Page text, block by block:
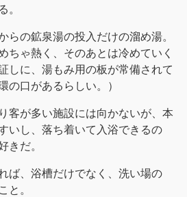
。
らの鉱泉湯の投入だけの溜め湯。
ちゃ熱く、そのあとは冷めていく
しに、湯もみ用の板が常備されて
の口があるらしい。）
客が多い施設には向かないが、本
いし、落ち着いて入浴できるの
きだ。
ば、浴槽だけでなく、洗い場の
と。